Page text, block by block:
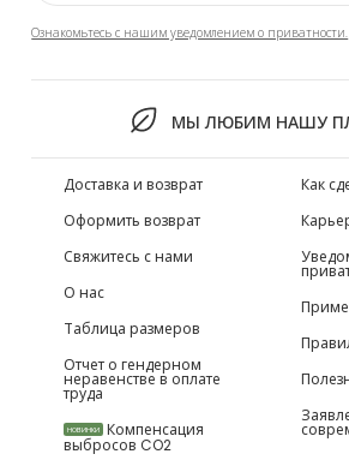
Ознакомьтесь с нашим уведомлением о приватности.
МЫ ЛЮБИМ НАШУ
Доставка и возврат
Оформить возврат
Свяжитесь с нами
О нас
Таблица размеров
Отчет о гендерном
неравенстве в оплате
труда
НОВИНКИ Компенсация
выбросов CO2
Как